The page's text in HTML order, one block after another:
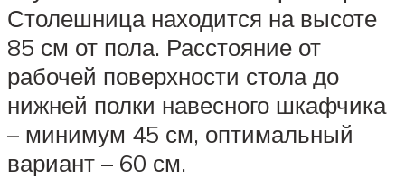
Столешница находится на высоте
85 см от пола. Расстояние от
рабочей поверхности стола до
нижней полки навесного шкафчика
– минимум 45 см, оптимальный
вариант – 60 см.